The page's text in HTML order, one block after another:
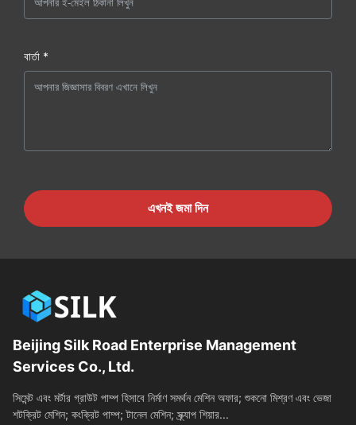
বার্তা *
এখনই জমা দিন
Beijing Silk Road Enterprise Management
Services Co., Ltd.
সিমেন্ট এবং মর্টার গ্রাউট পাম্প হিসাবে নির্মাণ সমর্থন মেশিন অফার; শুকনো মিশ্রণ এবং ভেজা
শটক্রিট মেশিন; কংক্রিট পাম্প; টানেল মেশিন; স্ক্র্যাপ শিয়ার...